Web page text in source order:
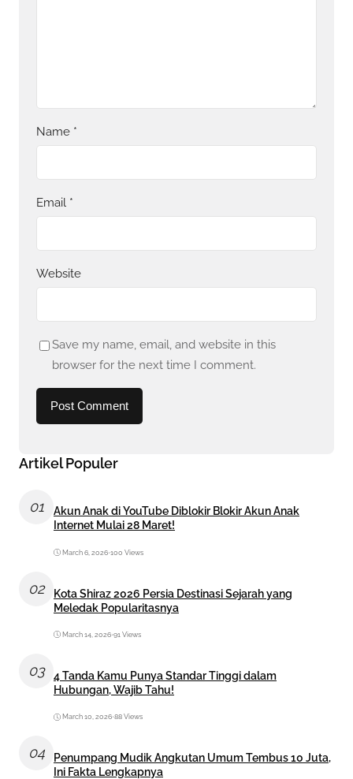
Name *
Email *
Website
Save my name, email, and website in this
browser for the next time I comment.
Artikel Populer
01
Akun Anak di YouTube Diblokir Blokir Akun Anak
Internet Mulai 28 Maret!
March 6, 2026•100 Views
02
Kota Shiraz 2026 Persia Destinasi Sejarah yang
Meledak Popularitasnya
March 14, 2026•91 Views
03
4 Tanda Kamu Punya Standar Tinggi dalam
Hubungan, Wajib Tahu!
March 10, 2026•88 Views
04
Penumpang Mudik Angkutan Umum Tembus 10 Juta,
Ini Fakta Lengkapnya